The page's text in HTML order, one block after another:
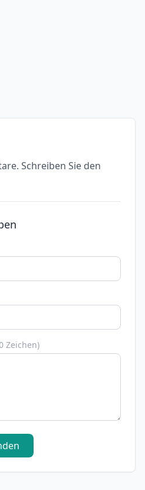
Schreiben Sie den
Zeichen)